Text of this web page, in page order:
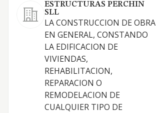
ESTRUCTURAS PERCHIN
SLL
LA CONSTRUCCION DE OBRA
EN GENERAL, CONSTANDO
LA EDIFICACION DE
VIVIENDAS,
REHABILITACION,
REPARACION O
REMODELACION DE
CUALQUIER TIPO DE